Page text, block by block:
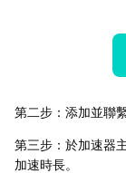
第二步：添加並聯
第三步：於加速器
加速時長。